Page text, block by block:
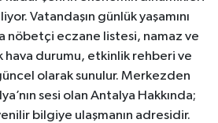
Vatandaşın günlük yaşamını
nöbetçi eczane listesi, namaz ve
hava durumu, etkinlik rehberi ve
olarak sunulur. Merkezden
sesi olan Antalya Hakkında;
bilgiye ulaşmanın adresidir.